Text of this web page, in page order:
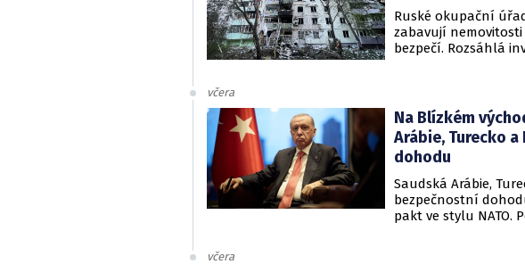
Ruské okupační
zabavují
bezpečí. Rozsáhlá
včera
Na Blízkém
Arábie, Turecko
dohodu
Saudská Arábie,
bezpečnostní
pakt ve stylu NATO.
včera